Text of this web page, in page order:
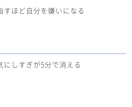
すほど自分を嫌いになる
にしすぎが5分で消える